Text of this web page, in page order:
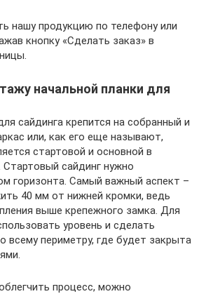
нашу продукцию по телефону или
кнопку «Сделать заказ» в
начальной планки для
сайдинга крепится на собранный и
или, как его еще называют,
стартовой и основной в
Стартовый сайдинг нужно
горизонта. Самый важный аспект –
40 мм от нижней кромки, ведь
выше крепежного замка. Для
уровень и сделать
всему периметру, где будет закрыта
процесс, можно